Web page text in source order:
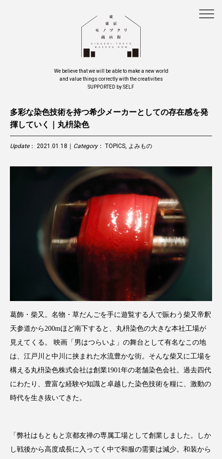
We believe that we will be able to make a new world
and value things correctly with the creativities
SUPPORTED by SELF
多彩な染色技術を持つ希少メーカーとしての存在感を発
揮していく｜丸枡染色
Update： 2021.01.18｜ Category： TOPICS, よみもの
葛飾・柴又。名物・草だんごを手に遊覧する人で賑わう柴又帝釈
天参道から200mほど南下すると、丸枡染色の大きな本社工場が
見えてくる。 映画「男はつらいよ」の舞台として有名なこの地
は、江戸川と中川に挟まれた水流豊かな街。そんな柴又に工場を
構える丸枡染色株式会社は創業1901年の老舗染色会社。過去四代
にわたり、豊富な経験や知識と卓越した染色技術を糧に、激動の
時代を生き抜いてきた。
「弊社はもともと京都友禅の専属工場として創業しました。しか
し戦後から高度成長に入ってく中で和服の需要は減少。和装から